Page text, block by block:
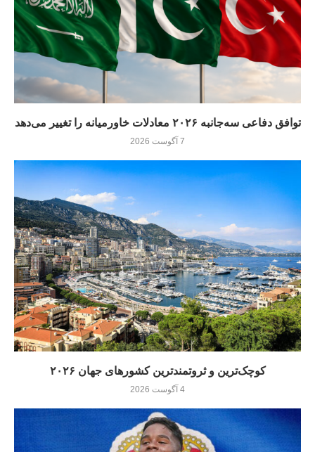
توافق دفاعی سه‌جانبه ۲۰۲۶ معادلات خاورمیانه را تغییر می‌دهد
7 آگوست 2026
کوچک‌ترین و ثروتمندترین کشورهای جهان ۲۰۲۶
4 آگوست 2026